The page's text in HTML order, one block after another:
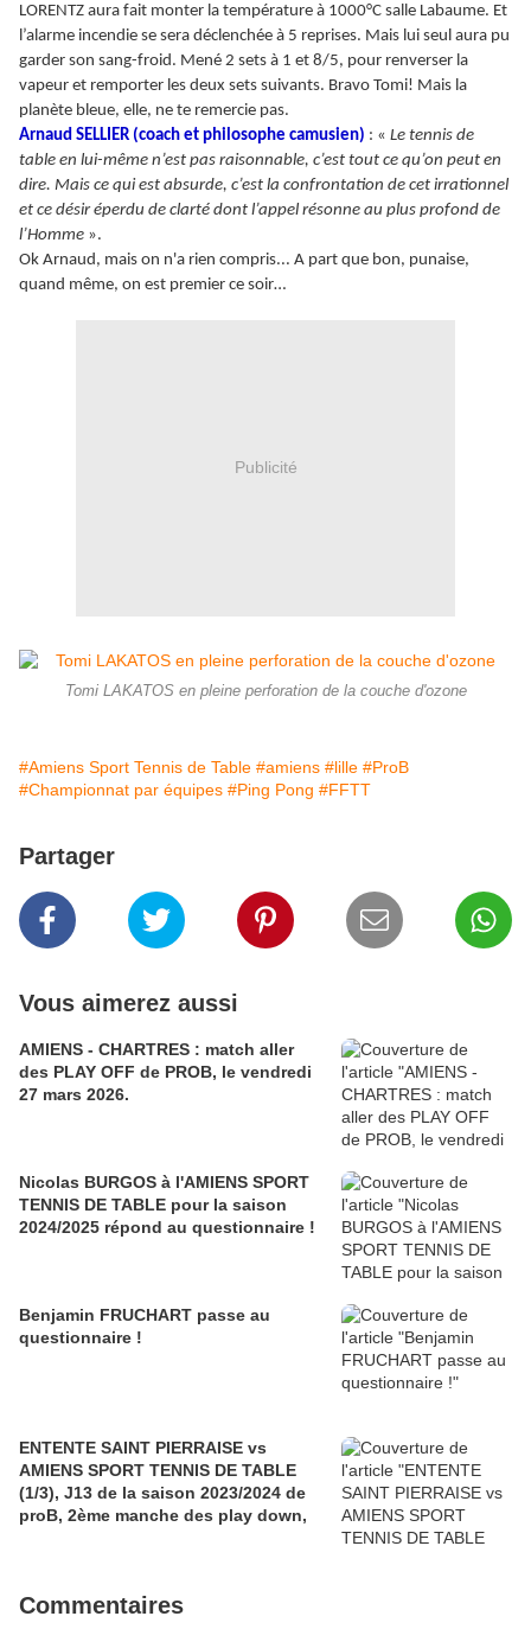
LORENTZ aura fait monter la température à 1000°C salle Labaume. Et
l’alarme incendie se sera déclenchée à 5 reprises. Mais lui seul aura pu
garder son sang-froid. Mené 2 sets à 1 et 8/5, pour renverser la
vapeur et remporter les deux sets suivants. Bravo Tomi! Mais la
planète bleue, elle, ne te remercie pas.
Arnaud SELLIER (coach et philosophe camusien) : « Le tennis de
table en lui-même n’est pas raisonnable, c’est tout ce qu’on peut en
dire. Mais ce qui est absurde, c’est la confrontation de cet irrationnel
et ce désir éperdu de clarté dont l’appel résonne au plus profond de
l’Homme ».
Ok Arnaud, mais on n'a rien compris... A part que bon, punaise,
quand même, on est premier ce soir…
Publicité
Tomi LAKATOS en pleine perforation de la couche d'ozone
#Amiens Sport Tennis de Table #amiens #lille #ProB
#Championnat par équipes #Ping Pong #FFTT
Partager
Vous aimerez aussi
AMIENS - CHARTRES : match aller
des PLAY OFF de PROB, le vendredi
27 mars 2026.
Nicolas BURGOS à l'AMIENS SPORT
TENNIS DE TABLE pour la saison
2024/2025 répond au questionnaire !
Benjamin FRUCHART passe au
questionnaire !
ENTENTE SAINT PIERRAISE vs
AMIENS SPORT TENNIS DE TABLE
(1/3), J13 de la saison 2023/2024 de
proB, 2ème manche des play down,
Commentaires